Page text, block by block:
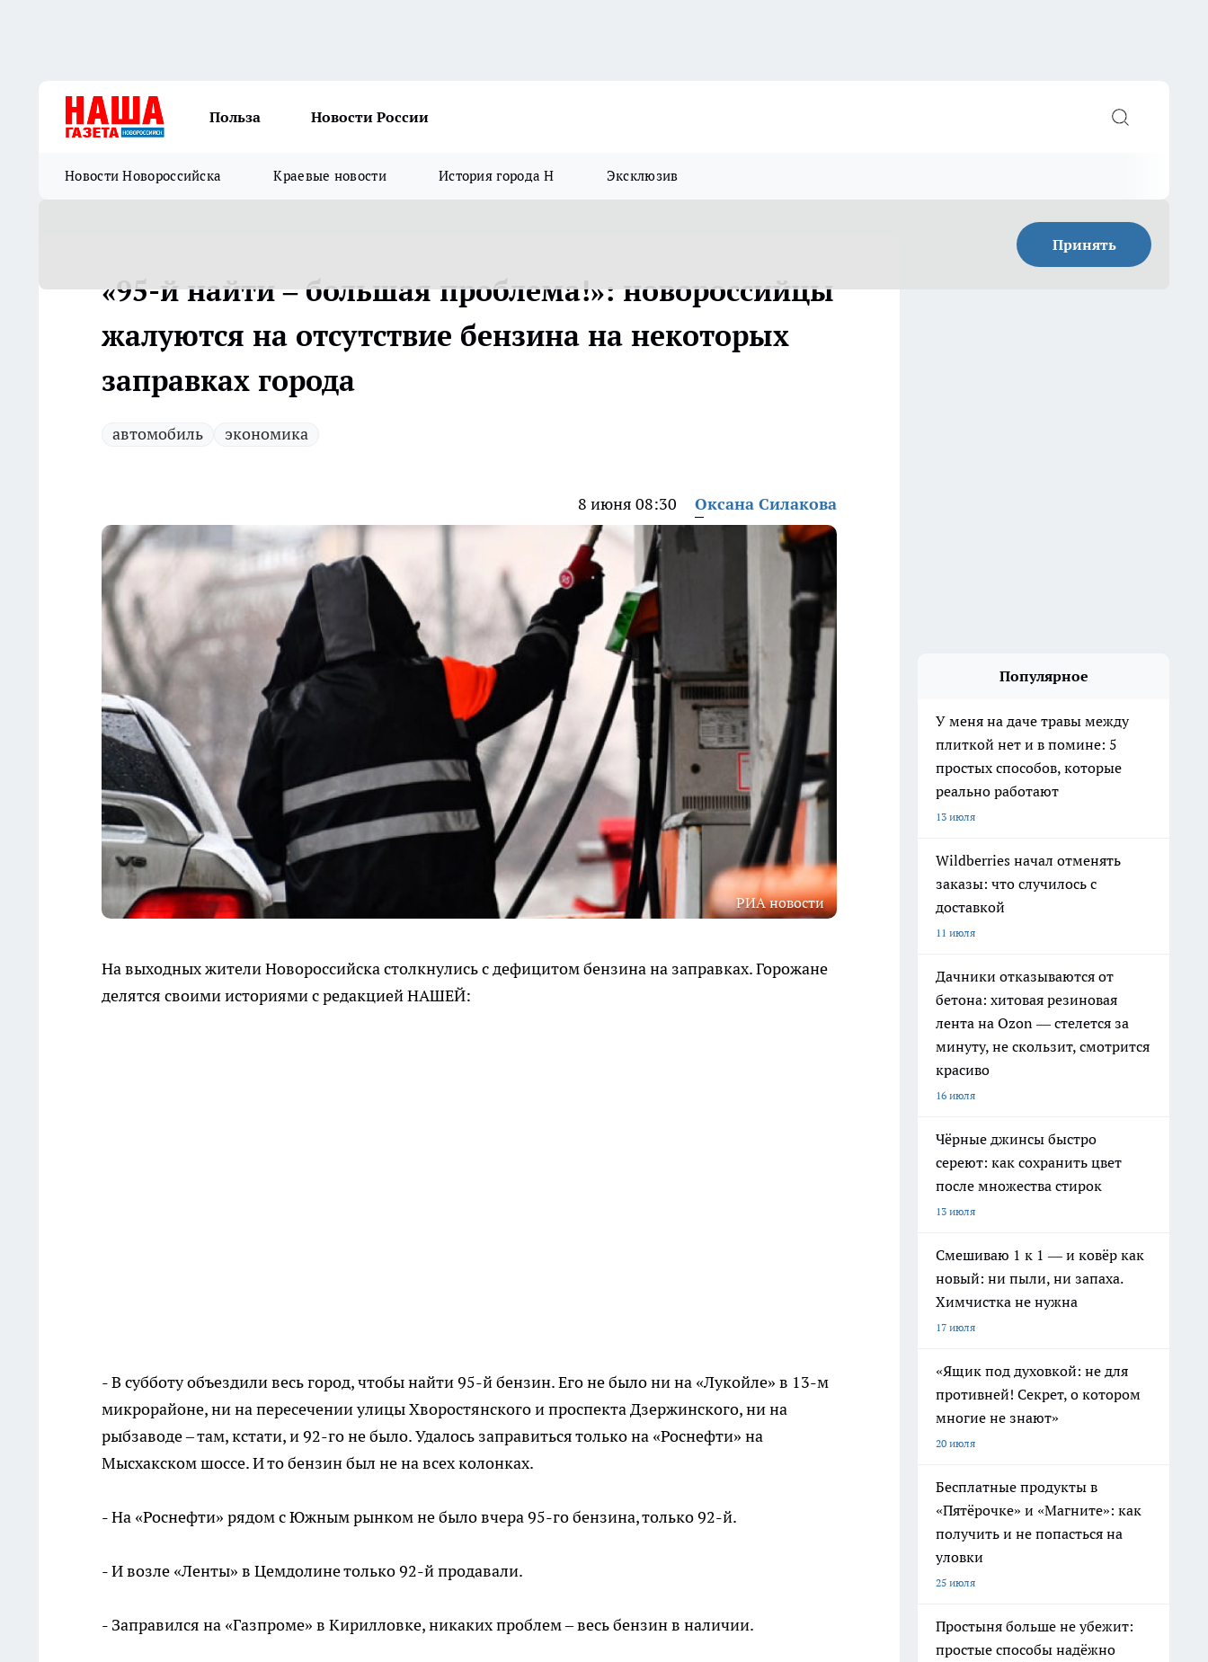
Польза Новости России
Новости Новороссийска Краевые новости История города Н Эксклюзив
Принять
«95-й найти – большая проблема!»: новороссийцы
жалуются на отсутствие бензина на некоторых
заправках города
автомобиль экономика
8 июня 08:30 Оксана Силакова
РИА новости
На выходных жители Новороссийска столкнулись с дефицитом бензина на заправках. Горожане
делятся своими историями с редакцией НАШЕЙ:
- В субботу объездили весь город, чтобы найти 95-й бензин. Его не было ни на «Лукойле» в 13-м
микрорайоне, ни на пересечении улицы Хворостянского и проспекта Дзержинского, ни на
рыбзаводе – там, кстати, и 92-го не было. Удалось заправиться только на «Роснефти» на
Мысхакском шоссе. И то бензин был не на всех колонках.
- На «Роснефти» рядом с Южным рынком не было вчера 95-го бензина, только 92-й.
- И возле «Ленты» в Цемдолине только 92-й продавали.
- Заправился на «Газпроме» в Кирилловке, никаких проблем – весь бензин в наличии.
Популярное
У меня на даче травы между
плиткой нет и в помине: 5
простых способов, которые
реально работают
13 июля
Wildberries начал отменять
заказы: что случилось с
доставкой
11 июля
Дачники отказываются от
бетона: хитовая резиновая
лента на Ozon — стелется за
минуту, не скользит, смотрится
красиво
16 июля
Чёрные джинсы быстро
сереют: как сохранить цвет
после множества стирок
13 июля
Смешиваю 1 к 1 — и ковёр как
новый: ни пыли, ни запаха.
Химчистка не нужна
17 июля
«Ящик под духовкой: не для
противней! Секрет, о котором
многие не знают»
20 июля
Бесплатные продукты в
«Пятёрочке» и «Магните»: как
получить и не попасться на
уловки
25 июля
Простыня больше не убежит:
простые способы надёжно